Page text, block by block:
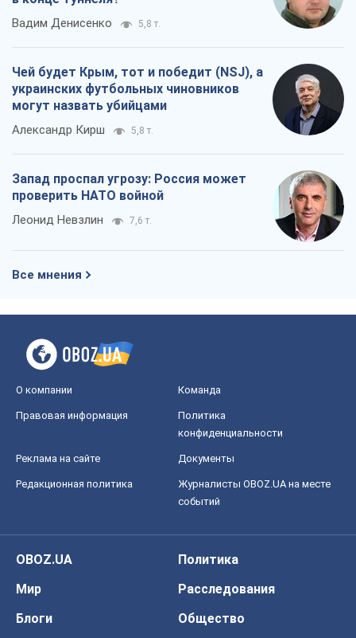
Вадим Денисенко 5,8 т.
Чей будет Крым, тот и победит (NSJ), а
украинских футбольных чиновников
могут назвать убийцами
Александр Кирш 5,8 т.
Запад проспал угрозу: Россия может
проверить НАТО войной
Леонид Невзлин 7,6 т.
Все мнения
О компании Команда
Правовая информация
Политика
конфиденциальности
Реклама на сайте Документы
Редакционная политика
Журналисты OBOZ.UA на месте
событий
OBOZ.UA
Политика
Мир
Расследования
Блоги
Общество